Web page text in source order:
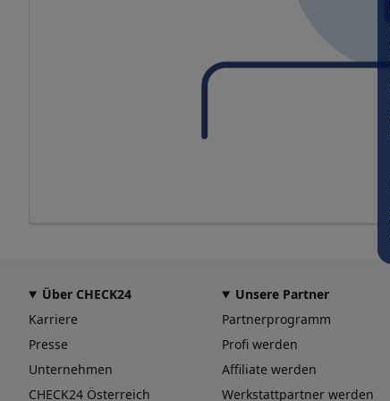
Über CHECK24
Karriere
Presse
Unternehmen
CHECK24 Österreich
Unsere Partner
Partnerprogramm
Profi werden
Affiliate werden
Werkstattpartner werden